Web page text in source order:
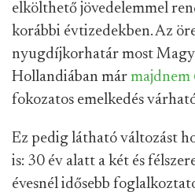
elkölthető jövedelemmel
korábbi évtizedekben. Az
nyugdíjkorhatár most
Hollandiában már majdnem
fokozatos emelkedés
Ez pedig látható változást
is: 30 év alatt a két és
évesnél idősebb